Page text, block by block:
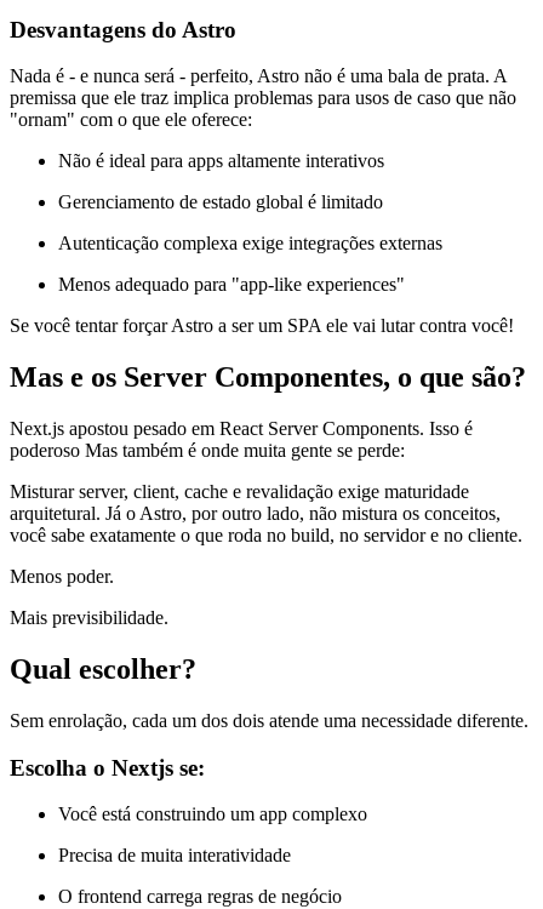
Desvantagens do Astro
Nada é - e nunca será - perfeito, Astro não é uma bala de prata. A
premissa que ele traz implica problemas para usos de caso que não
"ornam" com o que ele oferece:
Não é ideal para apps altamente interativos
Gerenciamento de estado global é limitado
Autenticação complexa exige integrações externas
Menos adequado para "app-like experiences"
Se você tentar forçar Astro a ser um SPA ele vai lutar contra você!
Mas e os Server Componentes, o que são?
Next.js apostou pesado em React Server Components. Isso é
poderoso Mas também é onde muita gente se perde:
Misturar server, client, cache e revalidação exige maturidade
arquitetural. Já o Astro, por outro lado, não mistura os conceitos,
você sabe exatamente o que roda no build, no servidor e no cliente.
Menos poder.
Mais previsibilidade.
Qual escolher?
Sem enrolação, cada um dos dois atende uma necessidade diferente.
Escolha o Nextjs se:
Você está construindo um app complexo
Precisa de muita interatividade
O frontend carrega regras de negócio